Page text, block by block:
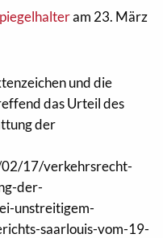
am 23. März
und die
das Urteil des
der
17/verkehrsrecht-
der-
unstreitigem-
saarlouis-vom-19-